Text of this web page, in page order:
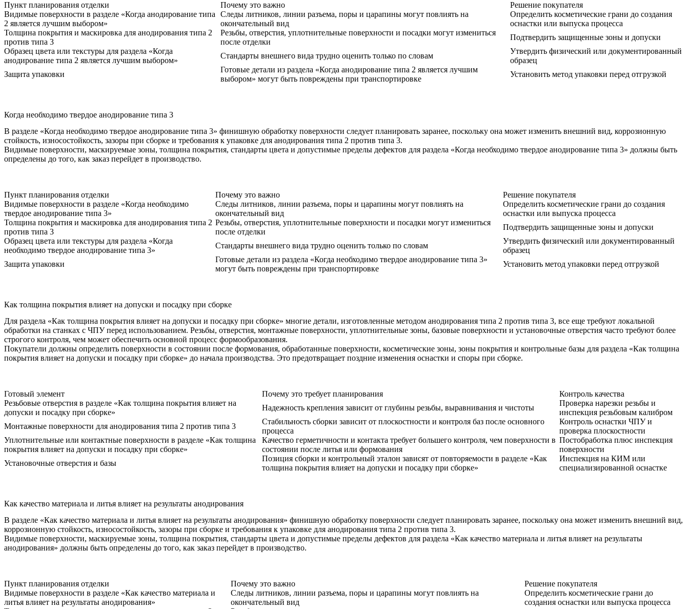
Пункт планирования отделки Почему это важно
Решение покупателя
Видимые поверхности в разделе «Когда анодирование типа
2 является лучшим выбором»
Следы литников, линии разъема, поры и царапины могут повлиять на
окончательный вид
Определить косметические грани до создания
оснастки или выпуска процесса
Толщина покрытия и маскировка для анодирования типа 2
против типа 3
Резьбы, отверстия, уплотнительные поверхности и посадки могут измениться
после отделки
Подтвердить защищенные зоны и допуски
Образец цвета или текстуры для раздела «Когда
анодирование типа 2 является лучшим выбором»
Стандарты внешнего вида трудно оценить только по словам
Утвердить физический или документированный
образец
Защита упаковки
Готовые детали из раздела «Когда анодирование типа 2 является лучшим
выбором» могут быть повреждены при транспортировке
Установить метод упаковки перед отгрузкой
Когда необходимо твердое анодирование типа 3
В разделе «Когда необходимо твердое анодирование типа 3» финишную обработку поверхности следует планировать заранее, поскольку она может изменить внешний вид, коррозионную
стойкость, износостойкость, зазоры при сборке и требования к упаковке для анодирования типа 2 против типа 3.
Видимые поверхности, маскируемые зоны, толщина покрытия, стандарты цвета и допустимые пределы дефектов для раздела «Когда необходимо твердое анодирование типа 3» должны быть
определены до того, как заказ перейдет в производство.
Пункт планирования отделки Почему это важно
Решение покупателя
Видимые поверхности в разделе «Когда необходимо
твердое анодирование типа 3»
Следы литников, линии разъема, поры и царапины могут повлиять на
окончательный вид
Определить косметические грани до создания
оснастки или выпуска процесса
Толщина покрытия и маскировка для анодирования типа 2
против типа 3
Резьбы, отверстия, уплотнительные поверхности и посадки могут измениться
после отделки
Подтвердить защищенные зоны и допуски
Образец цвета или текстуры для раздела «Когда
необходимо твердое анодирование типа 3»
Стандарты внешнего вида трудно оценить только по словам
Утвердить физический или документированный
образец
Защита упаковки
Готовые детали из раздела «Когда необходимо твердое анодирование типа 3»
могут быть повреждены при транспортировке
Установить метод упаковки перед отгрузкой
Как толщина покрытия влияет на допуски и посадку при сборке
Для раздела «Как толщина покрытия влияет на допуски и посадку при сборке» многие детали, изготовленные методом анодирования типа 2 против типа 3, все еще требуют локальной
обработки на станках с ЧПУ перед использованием. Резьбы, отверстия, монтажные поверхности, уплотнительные зоны, базовые поверхности и установочные отверстия часто требуют более
строгого контроля, чем может обеспечить основной процесс формообразования.
Покупатели должны определить поверхности в состоянии после формования, обработанные поверхности, косметические зоны, зоны покрытия и контрольные базы для раздела «Как толщина
покрытия влияет на допуски и посадку при сборке» до начала производства. Это предотвращает поздние изменения оснастки и споры при сборке.
Готовый элемент Почему это требует планирования
Контроль качества
Резьбовые отверстия в разделе «Как толщина покрытия влияет на
допуски и посадку при сборке»
Надежность крепления зависит от глубины резьбы, выравнивания и чистоты
Проверка нарезки резьбы и
инспекция резьбовым калибром
Монтажные поверхности для анодирования типа 2 против типа 3
Стабильность сборки зависит от плоскостности и контроля баз после основного
процесса
Контроль оснастки ЧПУ и
проверка плоскостности
Уплотнительные или контактные поверхности в разделе «Как толщина
покрытия влияет на допуски и посадку при сборке»
Качество герметичности и контакта требует большего контроля, чем поверхности в
состоянии после литья или формования
Постобработка плюс инспекция
поверхности
Установочные отверстия и базы
Позиция сборки и контрольный эталон зависят от повторяемости в разделе «Как
толщина покрытия влияет на допуски и посадку при сборке»
Инспекция на КИМ или
специализированной оснастке
Как качество материала и литья влияет на результаты анодирования
В разделе «Как качество материала и литья влияет на результаты анодирования» финишную обработку поверхности следует планировать заранее, поскольку она может изменить внешний вид,
коррозионную стойкость, износостойкость, зазоры при сборке и требования к упаковке для анодирования типа 2 против типа 3.
Видимые поверхности, маскируемые зоны, толщина покрытия, стандарты цвета и допустимые пределы дефектов для раздела «Как качество материала и литья влияет на результаты
анодирования» должны быть определены до того, как заказ перейдет в производство.
Пункт планирования отделки Почему это важно
Решение покупателя
Видимые поверхности в разделе «Как качество материала и
литья влияет на результаты анодирования»
Следы литников, линии разъема, поры и царапины могут повлиять на
окончательный вид
Определить косметические грани до
создания оснастки или выпуска процесса